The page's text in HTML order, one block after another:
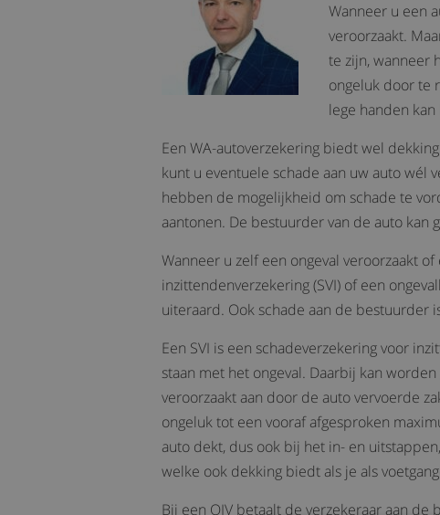
Wanneer u een
veroorzaakt.
te zijn, wanneer
ongeluk door te
lege handen
Een WA-autoverzekering biedt wel
kunt u eventuele schade aan uw auto wél
hebben de mogelijkheid om schade te
aantonen. De bestuurder van de auto kan
Wanneer u zelf een ongeval veroorzaakt
inzittendenverzekering (SVI) of een
uiteraard. Ook schade aan de bestuurder
Een SVI is een schadeverzekering voor
staan met het ongeval. Daarbij kan
veroorzaakt aan door de auto vervoerde
ongeluk tot een vooraf afgesproken
auto dekt, dus ook bij het in- en
welke ook dekking biedt als je als
Bij een OIV betaalt de verzekeraar aan